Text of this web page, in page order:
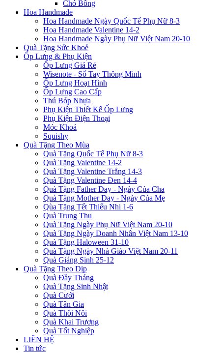
Chó Bông
Hoa Handmade
Hoa Handmade Ngày Quốc Tế Phụ Nữ 8-3
Hoa Handmade Valentine 14-2
Hoa Handmade Ngày Phụ Nữ Việt Nam 20-10
Quà Tặng Sức Khoẻ
Ốp Lưng & Phụ Kiện
Ốp Lưng Giá Rẻ
Wisenote - Sổ Tay Thông Minh
Ốp Lưng Hoạt Hình
Ốp Lưng Cao Cấp
Thú Bóp Nhựa
Phụ Kiện Thiết Kế Ốp Lưng
Phụ Kiện Điện Thoại
Móc Khoá
Squishy
Quà Tặng Theo Mùa
Quà Tặng Quốc Tế Phụ Nữ 8-3
Quà Tặng Valentine 14-2
Quà Tặng Valentine Trắng 14-3
Quà Tặng Valentine Đen 14-4
Quà Tặng Father Day - Ngày Của Cha
Quà Tặng Mother Day - Ngày Của Mẹ
Qùa Tặng Tết Thiếu Nhi 1-6
Quà Trung Thu
Quà Tặng Ngày Phụ Nữ Việt Nam 20-10
Quà Tặng Ngày Doanh Nhân Việt Nam 13-10
Quà Tặng Haloween 31-10
Quà Tặng Ngày Nhà Giáo Việt Nam 20-11
Quà Giáng Sinh 25-12
Quà Tặng Theo Dịp
Quà Đầy Tháng
Quà Tặng Sinh Nhật
Quà Cưới
Quà Tân Gia
Quà Thôi Nôi
Quà Khai Trương
Quà Tốt Nghiệp
LIÊN HỆ
Tin tức